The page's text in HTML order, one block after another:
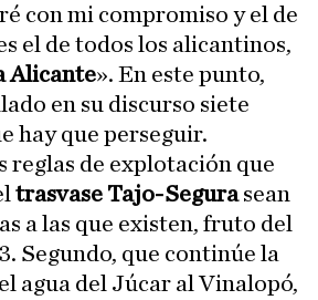
con mi compromiso y el de
el de todos los alicantinos,
Alicante». En este punto,
en su discurso siete
hay que perseguir.
reglas de explotación que
trasvase Tajo-Segurasean
a las que existen, fruto del
Segundo, que continúe la
agua del Júcar al Vinalopó,